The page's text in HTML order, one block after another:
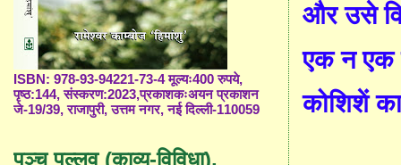
और उसे
एक न एक
कोशिशें
ISBN: 978-93-94221-73-4 मूल्यः400 रुपये,
पृष्ठ:144, संस्करण:2023,प्रकाशकःअयन प्रकाशन
जे-19/39, राजापुरी, उत्तम नगर, नई दिल्ली-110059
पञ्च पल्लव (काव्य-विविधा),